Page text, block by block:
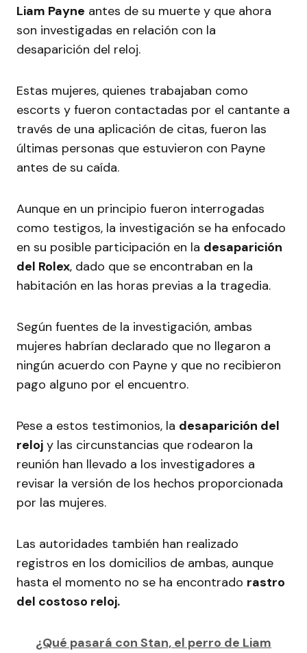
Liam Payne antes de su muerte y que ahora
son investigadas en relación con la
desaparición del reloj.
Estas mujeres, quienes trabajaban como
escorts y fueron contactadas por el cantante a
través de una aplicación de citas, fueron las
últimas personas que estuvieron con Payne
antes de su caída.
Aunque en un principio fueron interrogadas
como testigos, la investigación se ha enfocado
en su posible participación en la desaparición
del Rolex, dado que se encontraban en la
habitación en las horas previas a la tragedia.
Según fuentes de la investigación, ambas
mujeres habrían declarado que no llegaron a
ningún acuerdo con Payne y que no recibieron
pago alguno por el encuentro.
Pese a estos testimonios, la desaparición del
reloj y las circunstancias que rodearon la
reunión han llevado a los investigadores a
revisar la versión de los hechos proporcionada
por las mujeres.
Las autoridades también han realizado
registros en los domicilios de ambas, aunque
hasta el momento no se ha encontrado rastro
del costoso reloj.
¿Qué pasará con Stan, el perro de Liam